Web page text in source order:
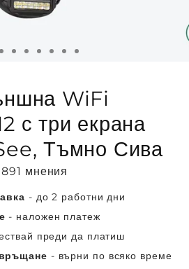
WiFi
с три екрана
Тъмно Сива
мнения
- до 2 работни дни
- наложен платеж
преди да платиш
- върни по всяко време